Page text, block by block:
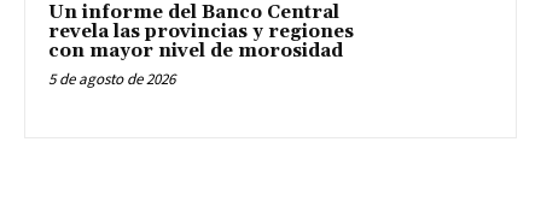
Un informe del Banco Central
revela las provincias y regiones
con mayor nivel de morosidad
5 de agosto de 2026